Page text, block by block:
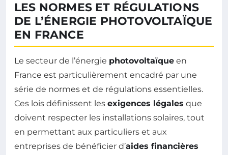
LES NORMES ET RÉGULATIONS
DE L’ÉNERGIE PHOTOVOLTAÏQUE
EN FRANCE
Le secteur de l’énergie photovoltaïque en
France est particulièrement encadré par une
série de normes et de régulations essentielles.
Ces lois définissent les exigences légales que
doivent respecter les installations solaires, tout
en permettant aux particuliers et aux
entreprises de bénéficier d’aides financières